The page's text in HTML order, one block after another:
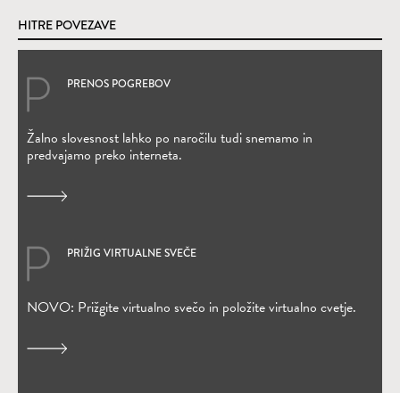
HITRE POVEZAVE
PRENOS POGREBOV
Žalno slovesnost lahko po naročilu tudi snemamo in
predvajamo preko interneta.
(Odpre se v novem oknu)
PRIŽIG VIRTUALNE SVEČE
NOVO: Prižgite virtualno svečo in položite virtualno cvetje.
(Odpre se v novem oknu)